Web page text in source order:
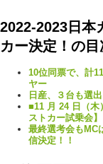
2022-2023日本
カー決定！の目
10位同票で、計
ヤー
日産、３台も選
■11 月 24 日（木
ストカー試乗会】
最終選考会も
信決定！！